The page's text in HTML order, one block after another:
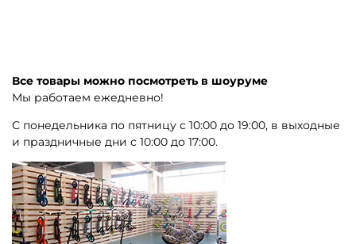
Все товары можно посмотреть в шоуруме
Мы работаем ежедневно!
С понедельника по пятницу с 10:00 до 19:00, в выходные
и праздничные дни с 10:00 до 17:00.